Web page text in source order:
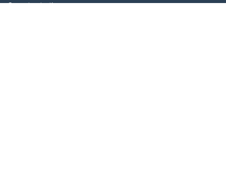
Contador de días